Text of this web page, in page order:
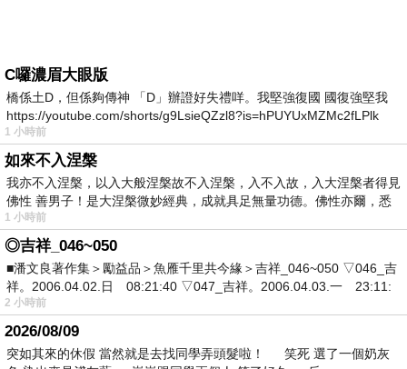
C囉濃眉大眼版
橋係土D，但係夠傳神 「D」辦證好失禮咩。我堅強復國 國復強堅我
https://youtube.com/shorts/g9LsieQZzl8?is=hPUYUxMZMc2fLPlk
1 小時前
如來不入涅槃
我亦不入涅槃，以入大般涅槃故不入涅槃，入不入故，入大涅槃者得見
佛性 善男子！是大涅槃微妙經典，成就具足無量功德。佛性亦爾，悉
1 小時前
◎吉祥_046~050
■潘文良著作集＞勵益品＞魚雁千里共今緣＞吉祥_046~050 ▽046_吉
祥。2006.04.02.日 08:21:40 ▽047_吉祥。2006.04.03.一 23:11:
2 小時前
2026/08/09
突如其來的休假 當然就是去找同學弄頭髮啦！ 笑死 選了一個奶灰